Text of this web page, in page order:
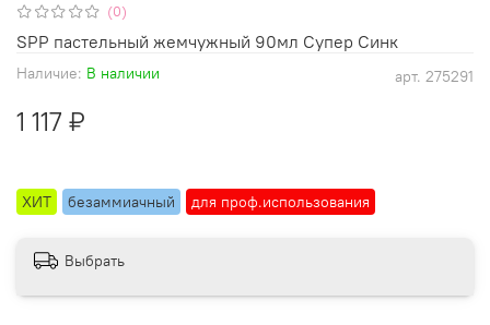
(0)
арт. 275291
Наличие: В наличии
ХИТ безаммиачный для проф.использования
1 117 ₽
SPP пастельный жемчужный 90мл Супер Синк
Выбрать